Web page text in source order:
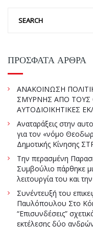
ΠΡΌΣΦΑΤΑ ΆΡΘΡΑ
ΑΝΑΚΟΙΝΩΣΗ
ΣΜΥΡΝΗΣ ΑΠΟ ΤΟΥΣ
ΑΥΤΟΔΙΟΙΚΗΤΙΚΕΣ
Αναταράξεις στην
για τον «νόμο
Δημοτικής Κίνησης
Την περασμένη
Συμβούλιο πάρθηκε
λειτουργία του και
Συνέντευξή του
Παυλόπουλου Στο
“Επισυνδέσεις”
εκτέλεσης δύο